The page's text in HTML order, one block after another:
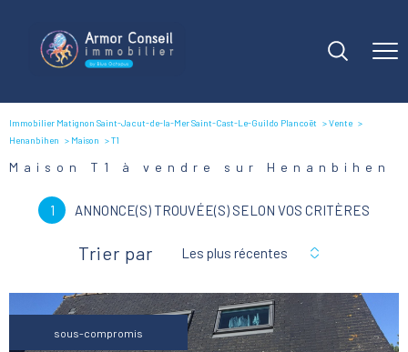
Immobilier Matignon Saint-Jacut-de-la-Mer Saint-Cast-Le-Guildo Plancoët
Vente
Henanbihen
Maison T1
Maison T1 à vendre sur Henanbihen
1 ANNONCE(S) TROUVÉE(S) SELON VOS CRITÈRES
Trier par Les plus récentes
sous-compromis